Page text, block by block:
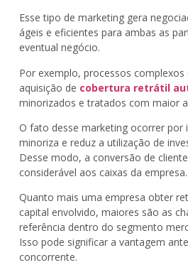
Esse tipo de marketing gera
ágeis e eficientes para ambas as
eventual negócio.
Por exemplo, processos complexos
aquisição de cobertura retrátil
minorizados e tratados com maior
O fato desse marketing ocorrer por
minoriza e reduz a utilização de
Desse modo, a conversão de
considerável aos caixas da empresa.
Quanto mais uma empresa obter
capital envolvido, maiores são as
referência dentro do segmento
Isso pode significar a vantagem
concorrente.